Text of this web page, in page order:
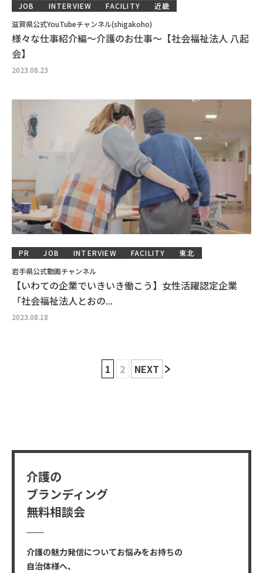
JOB INTERVIEW FACILITY
近畿
滋賀県公式YouTubeチャンネル(shigakoho)
様々な仕事紹介編～介護のお仕事～【社会福祉法人 八起
会】
2023.08.23
PR JOB INTERVIEW FACILITY
東北
岩手県公式動画チャンネル
【いわての企業でいきいき働こう】女性活躍認定企業
「社会福祉法人とおの...
2023.08.18
1 2 NEXT
介護の
ブランディング
無料相談会
介護の魅力発信についてお悩みをお持ちの
自治体様へ、